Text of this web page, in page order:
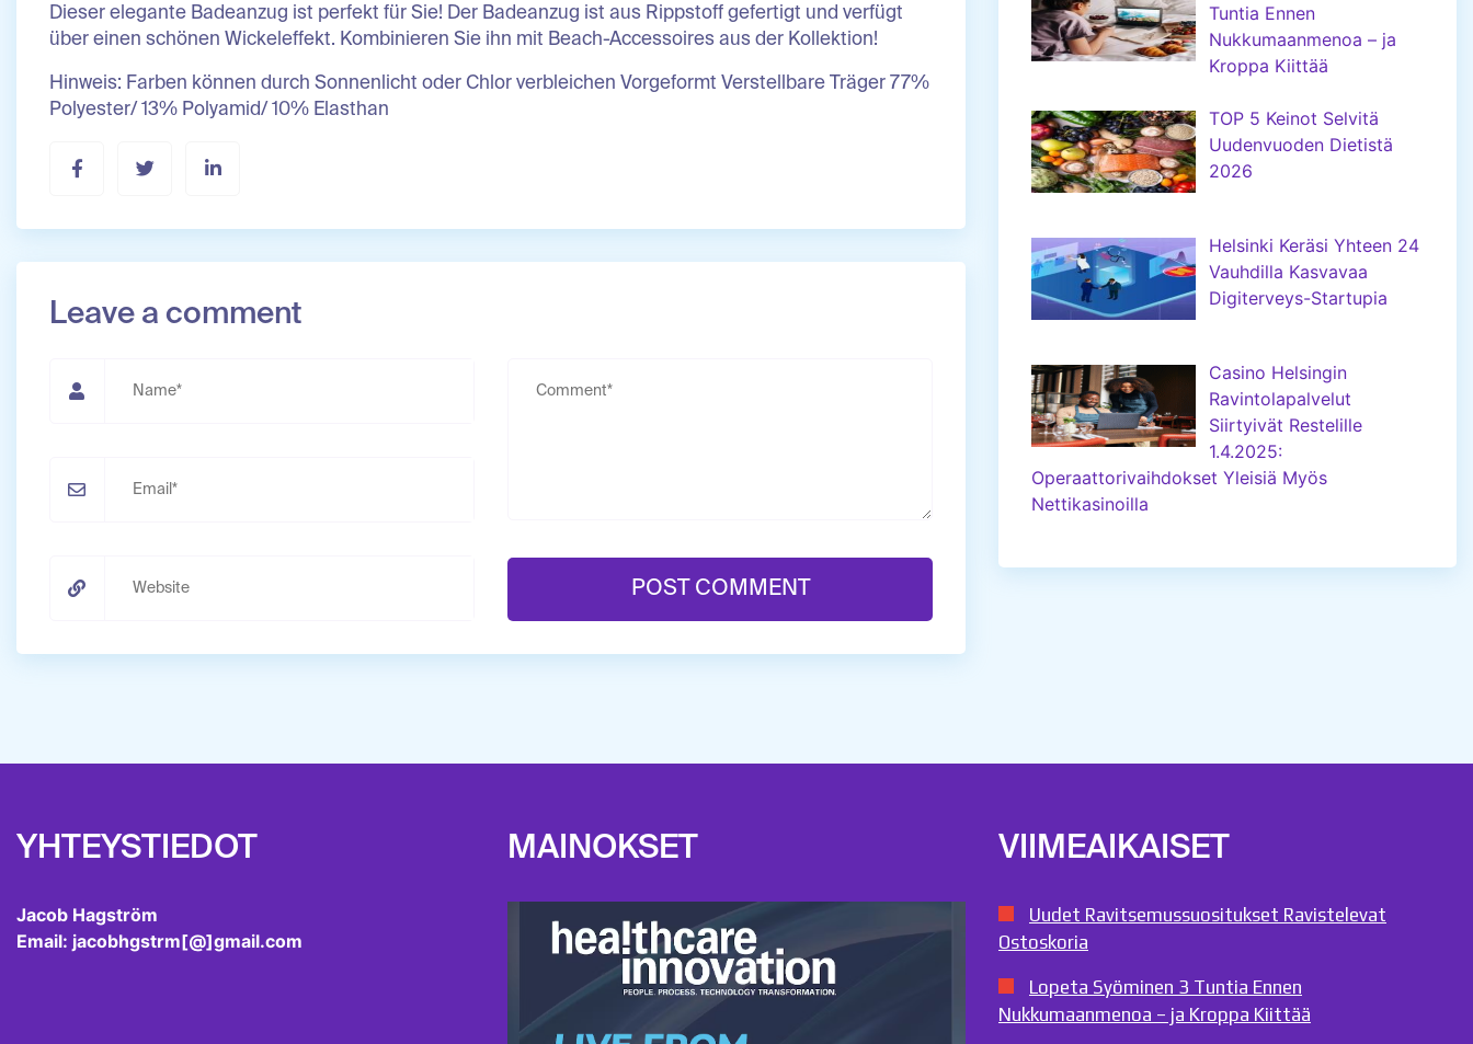
Dieser elegante Badeanzug ist perfekt für Sie! Der Badeanzug ist aus Rippstoff gefertigt und verfügt
über einen schönen Wickeleffekt. Kombinieren Sie ihn mit Beach-Accessoires aus der Kollektion!
Hinweis: Farben können durch Sonnenlicht oder Chlor verbleichen Vorgeformt Verstellbare Träger 77%
Polyester/ 13% Polyamid/ 10% Elasthan
Leave a comment
Tuntia Ennen
Nukkumaanmenoa – ja
Kroppa Kiittää
TOP 5 Keinot Selvitä
Uudenvuoden Dietistä
2026
Helsinki Keräsi Yhteen 24
Vauhdilla Kasvavaa
Digiterveys-Startupia
Casino Helsingin
Ravintolapalvelut
Siirtyivät Restelille
1.4.2025:
Operaattorivaihdokset Yleisiä Myös
Nettikasinoilla
YHTEYSTIEDOT
Jacob Hagström
Email: jacobhgstrm[@]gmail.com
MAINOKSET VIIMEAIKAISET
Uudet Ravitsemussuositukset Ravistelevat
Ostoskoria
Lopeta Syöminen 3 Tuntia Ennen
Nukkumaanmenoa – ja Kroppa Kiittää